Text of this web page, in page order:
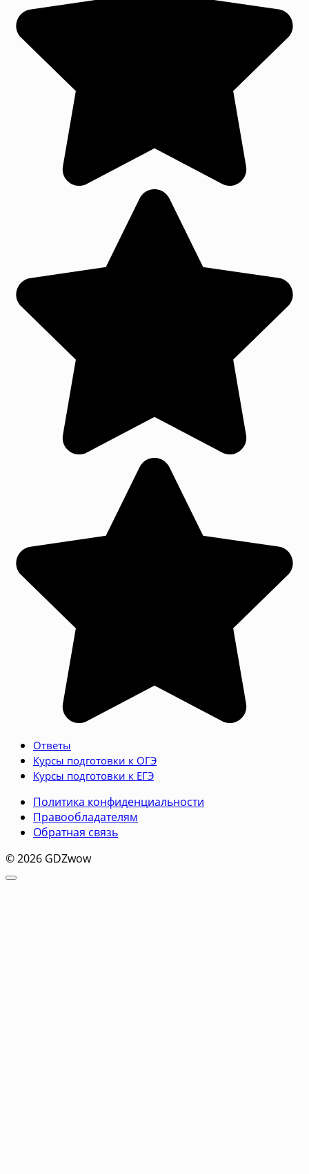
Ответы
Курсы подготовки к ОГЭ
Курсы подготовки к ЕГЭ
Политика конфиденциальности
Правообладателям
Обратная связь
© 2026 GDZwow